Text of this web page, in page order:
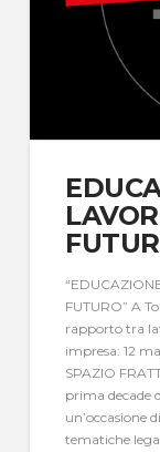
FUTURO” A
rapporto tra
impresa: 12
SPAZIO
prima decade
un’occasione
tematiche